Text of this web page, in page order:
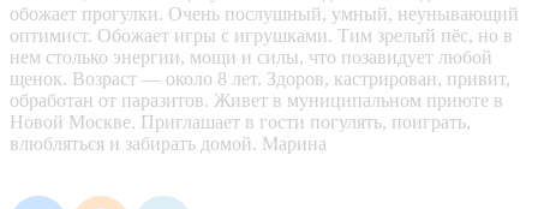
обожает прогулки. Очень послушный, умный, неунывающий
оптимист. Обожает игры с игрушками. Тим зрелый пёс, но в
нем столько энергии, мощи и силы, что позавидует любой
щенок. Возраст — около 8 лет. Здоров, кастрирован, привит,
обработан от паразитов. Живет в муниципальном приюте в
Новой Москве. Приглашает в гости погулять, поиграть,
влюбляться и забирать домой. Марина